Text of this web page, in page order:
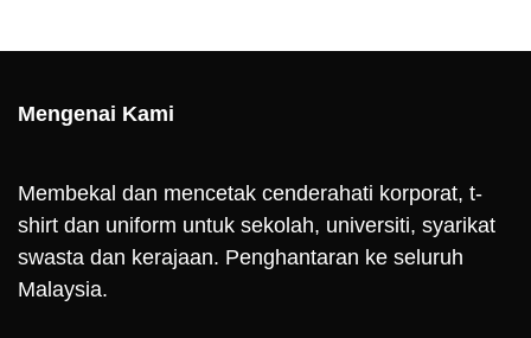
Mengenai Kami
Membekal dan mencetak cenderahati korporat, t-
shirt dan uniform untuk sekolah, universiti, syarikat
swasta dan kerajaan. Penghantaran ke seluruh
Malaysia.